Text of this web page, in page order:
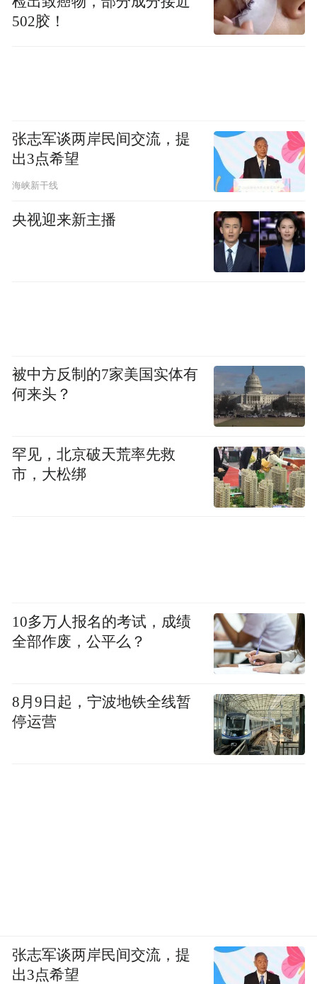
502胶！
张志军谈两岸民间交流，提
出3点希望
海峡新干线
央视迎来新主播
被中方反制的7家美国实体有
何来头？
罕见，北京破天荒率先救
市，大松绑
10多万人报名的考试，成绩
全部作废，公平么？
8月9日起，宁波地铁全线暂
停运营
张志军谈两岸民间交流，提
出3点希望